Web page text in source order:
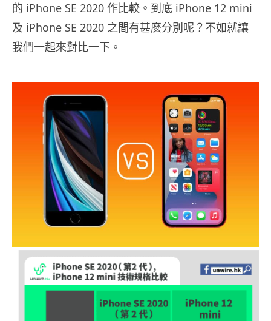
的 iPhone SE 2020 作比較。到底 iPhone 12 mini
及 iPhone SE 2020 之間有甚麼分別呢？不如就讓
我們一起來對比一下。